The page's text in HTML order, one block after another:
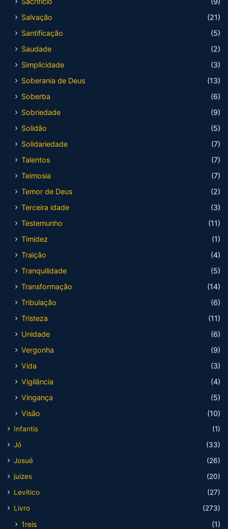
Salvação
(21)
Santificação
(5)
Saudade
(2)
Simplicidade
(3)
Soberania de Deus
(13)
Soberba
(6)
Sobriedade
(9)
Solidão
(5)
Solidariedade
(7)
Talentos
(7)
Teimosia
(7)
Temor de Deus
(2)
Terceira idade
(3)
Testemunho
(11)
Timidez
(1)
Traição
(4)
Tranquilidade
(5)
Transformação
(14)
Tribulação
(6)
Tristeza
(11)
Unidade
(6)
Vergonha
(9)
Vida
(3)
Vigilância
(4)
Vingança
(5)
Visão
(10)
Infantis
(1)
Jó
(33)
Josué
(26)
juizes
(20)
Levítico
(27)
Livro
(273)
1reis
(1)